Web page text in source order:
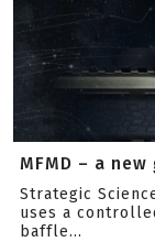
MFMD – a
Strategic
uses a
baffle...